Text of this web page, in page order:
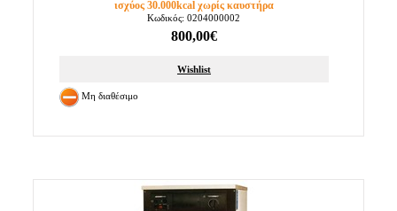
ισχύος 30.000kcal χωρίς καυστήρα
Κωδικός: 0204000002
800,00€
Wishlist
Μη διαθέσιμο